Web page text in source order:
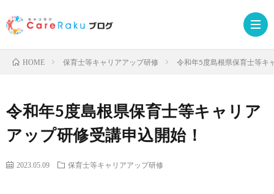
HOME 保育士等キャリアアップ研修 令和年5度島根県保育士等キ
令和年5度島根県保育士等キャリア
アップ研修受講申込開始！
2023.05.09 保育士等キャリアアップ研修